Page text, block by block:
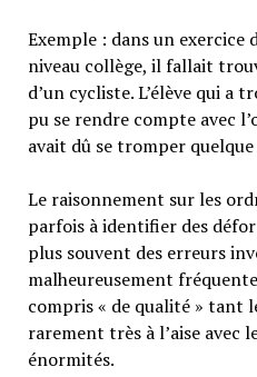
Exemple : dans un exercice
niveau collège, il fallait
d’un cycliste. L’élève qui a
pu se rendre compte avec
avait dû se tromper
Le raisonnement sur les
parfois à identifier des
plus souvent des erreurs
malheureusement
compris « de qualité » tant
rarement très à l’aise avec
énormités.